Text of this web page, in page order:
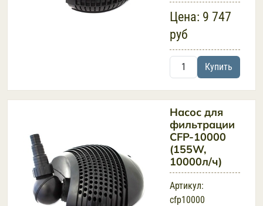
Цена: 9 747
руб
Купить
Насос для
фильтрации
CFP-10000
(155W,
10000л/ч)
Артикул:
cfp10000